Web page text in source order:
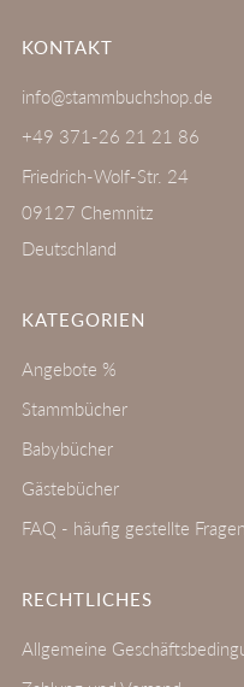
KONTAKT
info@stammbuchshop.de
+49 371-26 21 21 86
Friedrich-Wolf-Str. 24
09127 Chemnitz
Deutschland
KATEGORIEN
Angebote %
Stammbücher
Babybücher
Gästebücher
FAQ - häufig gestellte Fragen
RECHTLICHES
Allgemeine